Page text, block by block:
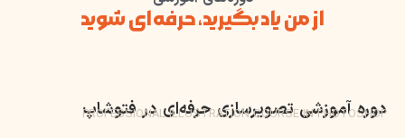
از من یاد بگیرید، حرفه‌ای شوید
دوره آموزشی تصویرسازی حرفه‌ای در فتوشاپ
PROFESSIONAL ILLUSTRATION COURSE IN PHOTOSHOP